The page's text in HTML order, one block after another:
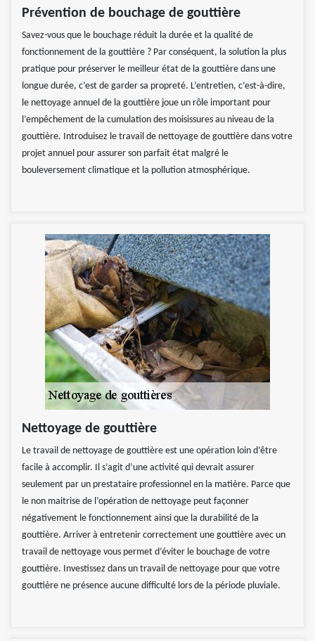
Prévention de bouchage de gouttière
Savez-vous que le bouchage réduit la durée et la qualité de
fonctionnement de la gouttière ? Par conséquent, la solution la plus
pratique pour préserver le meilleur état de la gouttière dans une
longue durée, c’est de garder sa propreté. L’entretien, c’est-à-dire,
le nettoyage annuel de la gouttière joue un rôle important pour
l’empêchement de la cumulation des moisissures au niveau de la
gouttière. Introduisez le travail de nettoyage de gouttière dans votre
projet annuel pour assurer son parfait état malgré le
bouleversement climatique et la pollution atmosphérique.
Nettoyage de gouttière
Le travail de nettoyage de gouttière est une opération loin d’être
facile à accomplir. Il s’agit d’une activité qui devrait assurer
seulement par un prestataire professionnel en la matière. Parce que
le non maitrise de l’opération de nettoyage peut façonner
négativement le fonctionnement ainsi que la durabilité de la
gouttière. Arriver à entretenir correctement une gouttière avec un
travail de nettoyage vous permet d’éviter le bouchage de votre
gouttière. Investissez dans un travail de nettoyage pour que votre
gouttière ne présence aucune difficulté lors de la période pluviale.